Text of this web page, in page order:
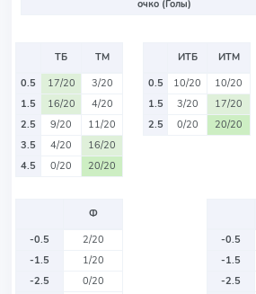
очко (Голы)
ТБ
ТМ
0.5
17/20
3/20
1.5
16/20
4/20
2.5
9/20
11/20
3.5
4/20
16/20
4.5
0/20 20/20
ИТБ
ИТМ
0.5
10/20
10/20
1.5
3/20
17/20
2.5
0/20 20/20
Ф
-0.5
2/20
-1.5
1/20
-2.5
0/20
-0.5
-1.5
-2.5